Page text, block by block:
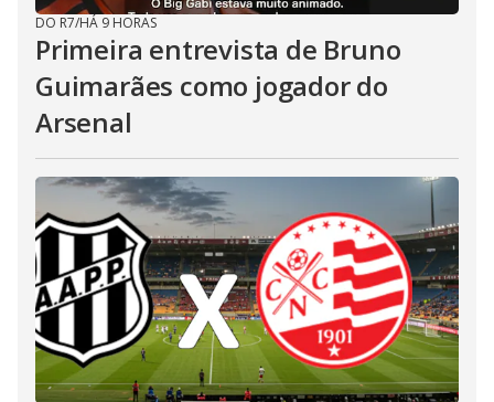
DO R7/HÁ 9 HORAS
Primeira entrevista de Bruno
Guimarães como jogador do
Arsenal